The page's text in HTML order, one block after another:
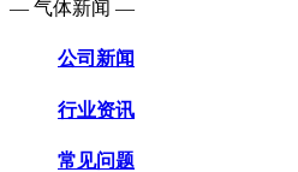
— 气体新闻 —
公司新闻
行业资讯
常见问题